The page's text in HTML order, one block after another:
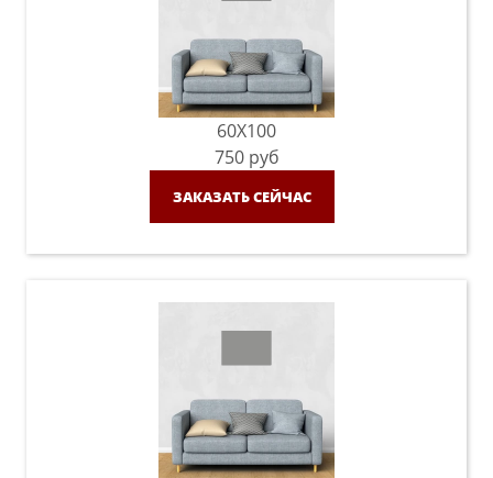
60X100
750 руб
ЗАКАЗАТЬ СЕЙЧАС